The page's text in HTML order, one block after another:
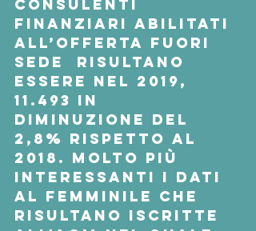
consulenti
finanziari abilitati
all’offerta fuori
sede  risultano
essere nel 2019,
11.493 in
diminuzione del
2,8% rispetto al
2018. Molto più
interessanti i dati
al femminile che
risultano iscritte